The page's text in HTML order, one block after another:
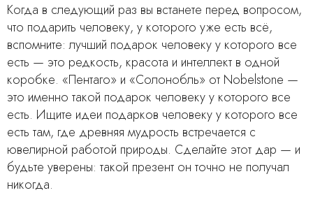
Когда в следующий раз вы встанете перед вопросом,
что подарить человеку, у которого уже есть всё,
вспомните: лучший подарок человеку у которого все
есть — это редкость, красота и интеллект в одной
коробке. «Пентаго» и «Солонобль» от Nobelstone —
это именно такой подарок человеку у которого все
есть. Ищите идеи подарков человеку у которого все
есть там, где древняя мудрость встречается с
ювелирной работой природы. Сделайте этот дар — и
будьте уверены: такой презент он точно не получал
никогда.